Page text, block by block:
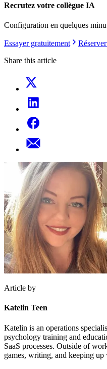
Recrutez votre collègue IA
Configuration en quelques
Essayer gratuitement
Share this article
Article by
Katelin Teen
Katelin is an operations
psychology training and
SaaS processes. Outside of
games, writing, and keeping